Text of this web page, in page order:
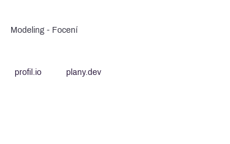
Modeling - Focení
profil.io plany.dev